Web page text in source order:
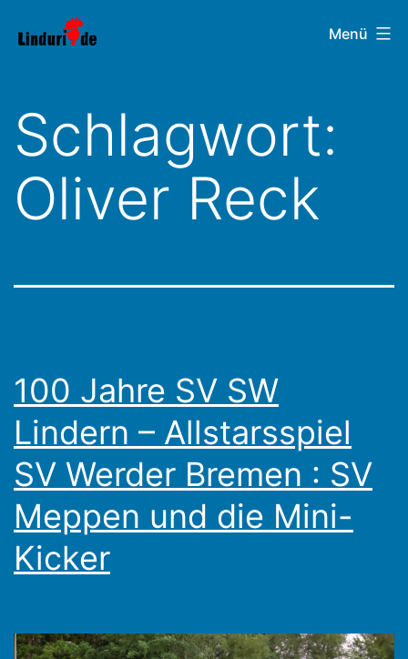
Inhalt
Linduri.de Menü
Schlagwort:
Oliver Reck
100 Jahre SV SW
Lindern – Allstarsspiel
SV Werder Bremen : SV
Meppen und die Mini-
Kicker